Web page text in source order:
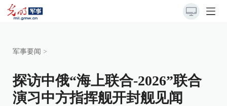
军事要闻 >
探访中俄“海上联合-2026”联合
演习中方指挥舰开封舰见闻